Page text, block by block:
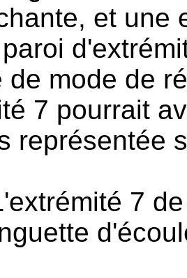
et une
de mode de
7 pourrait
représentée
7